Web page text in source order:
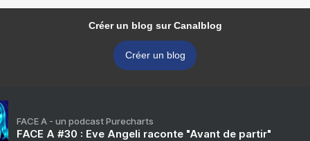
Créer un blog sur Canalblog
Créer un blog
FACE A - un podcast Purecharts
FACE A #30 : Eve Angeli raconte "Avant de partir"